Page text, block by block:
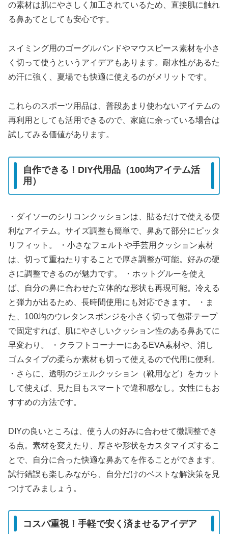
の素材は肌にやさしく加工されているため、直接肌に触れ
る鼻あてとしても安心です。
スイミング用のゴーグルバンドやマウスピース素材を小さ
く切って使うというアイデアもあります。耐水性があるた
め汗に強く、夏場でも快適に使えるのがメリットです。
これらのスポーツ用品は、普段あまり使わないアイテムの
再利用としても活用できるので、家庭に余っている場合は
試してみる価値があります。
自作できる！DIY代用品（100均アイテム活
用）
・ダイソーのシリコンクッションは、貼るだけで使える便
利なアイテム。サイズ調整も簡単で、鼻あて部分にピッタ
リフィット。 ・小さなフェルトや手芸用クッション素材
は、切って重ねたりすることで厚さ調整が可能。好みの硬
さに調整できるのが魅力です。 ・ホットグルーを使え
ば、自分の鼻に合わせた立体的な形状も再現可能。冷える
と弾力が出るため、長時間使用にも対応できます。 ・ま
た、100均のウレタンスポンジを小さく切って包帯テープ
で固定すれば、肌にやさしいクッション性のある鼻あてに
早変わり。 ・クラフトコーナーにあるEVA素材や、消し
ゴムタイプの柔らか素材も切って使えるので代用に便利。
・さらに、透明のジェルクッション（靴用など）をカット
して使えば、見た目もスマートで違和感なし。女性にもお
すすめの方法です。
DIYの良いところは、使う人の好みに合わせて微調整でき
る点。素材を変えたり、厚さや形状をカスタマイズするこ
とで、自分に合った快適な鼻あてを作ることができます。
試行錯誤も楽しみながら、自分だけのベストな解決策を見
つけてみましょう。
コスパ重視！手軽で安く済ませるアイデア